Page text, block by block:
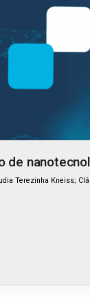
de
Terezinha Kneiss;